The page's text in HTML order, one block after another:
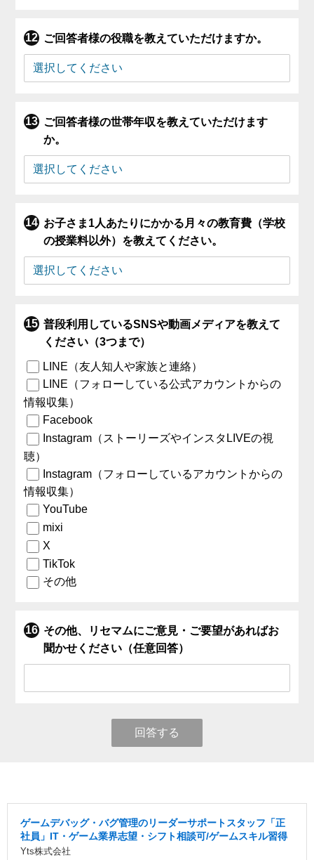
ご回答者様の役職を教えていただけますか。
ご回答者様の世帯年収を教えていただけます
か。
お子さま1人あたりにかかる月々の教育費（学校
の授業料以外）を教えてください。
普段利用しているSNSや動画メディアを教えて
ください（3つまで）
LINE（友人知人や家族と連絡）
LINE（フォローしている公式アカウントからの
情報収集）
Facebook
Instagram（ストーリーズやインスタLIVEの視
聴）
Instagram（フォローしているアカウントからの
情報収集）
YouTube
mixi
X
TikTok
その他
その他、リセマムにご意見・ご要望があればお
聞かせください（任意回答）
回答する
ゲームデバッグ・バグ管理のリーダーサポートスタッフ「正
社員」IT・ゲーム業界志望・シフト相談可/ゲームスキル習得
Yts株式会社